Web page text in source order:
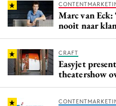
Marc van Eck:
nooit naar
CRAFT
Easyjet
theatershow